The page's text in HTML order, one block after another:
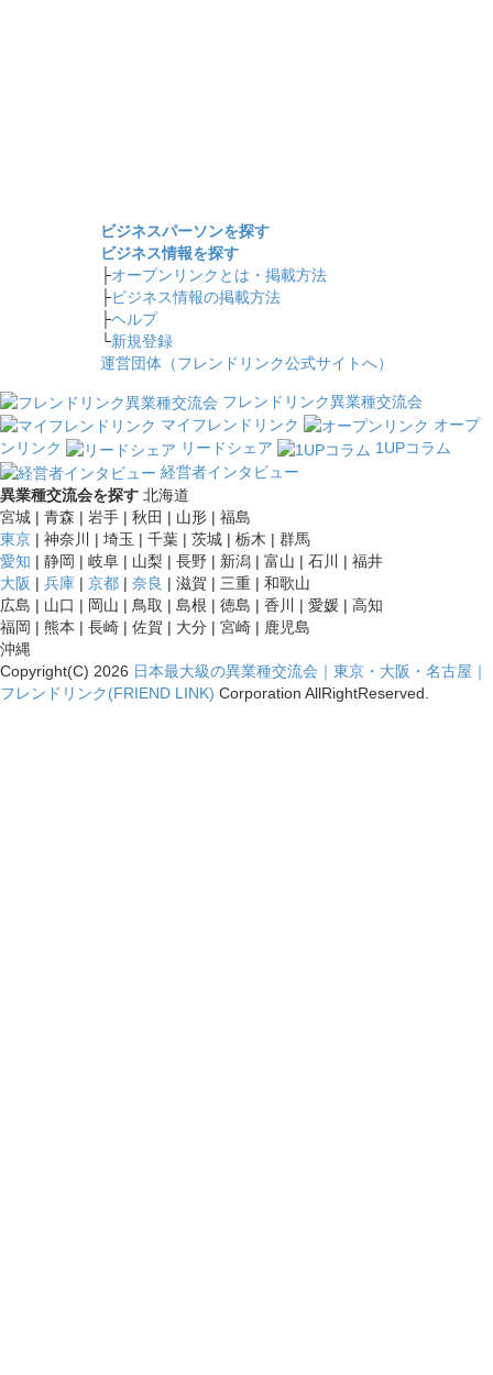
ビジネスパーソンを探す
ビジネス情報を探す
├オープンリンクとは・掲載方法
├ビジネス情報の掲載方法
├ヘルプ
└新規登録
運営団体（フレンドリンク公式サイトへ）
フレンドリンク異業種交流会
マイフレンドリンク
オープ
ンリンク
リードシェア
1UPコラム
経営者インタビュー
異業種交流会を探す 北海道
宮城 | 青森 | 岩手 | 秋田 | 山形 | 福島
東京 | 神奈川 | 埼玉 | 千葉 | 茨城 | 栃木 | 群馬
愛知 | 静岡 | 岐阜 | 山梨 | 長野 | 新潟 | 富山 | 石川 | 福井
大阪 | 兵庫 | 京都 | 奈良 | 滋賀 | 三重 | 和歌山
広島 | 山口 | 岡山 | 鳥取 | 島根 | 徳島 | 香川 | 愛媛 | 高知
福岡 | 熊本 | 長崎 | 佐賀 | 大分 | 宮崎 | 鹿児島
沖縄
Copyright(C) 2026 日本最大級の異業種交流会｜東京・大阪・名古屋｜
フレンドリンク(FRIEND LINK) Corporation AllRightReserved.